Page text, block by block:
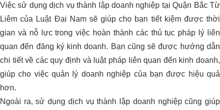
Việc sử dụng dịch vụ thành lập doanh nghiệp tại Quận Bắc Từ
Liêm của Luật Đại Nam sẽ giúp cho bạn tiết kiệm được thời
gian và nỗ lực trong việc hoàn thành các thủ tục pháp lý liên
quan đến đăng ký kinh doanh. Bạn cũng sẽ được hướng dẫn
chi tiết về các quy định và luật pháp liên quan đến kinh doanh,
giúp cho việc quản lý doanh nghiệp của bạn được hiệu quả
hơn.
Ngoài ra, sử dụng dịch vụ thành lập doanh nghiệp cũng giúp